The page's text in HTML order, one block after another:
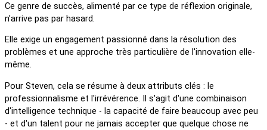
Ce genre de succès, alimenté par ce type de réflexion originale,
n'arrive pas par hasard.
Elle exige un engagement passionné dans la résolution des
problèmes et une approche très particulière de l'innovation elle-
même.
Pour Steven, cela se résume à deux attributs clés : le
professionnalisme et l'irrévérence. Il s'agit d'une combinaison
d'intelligence technique - la capacité de faire beaucoup avec peu
- et d'un talent pour ne jamais accepter que quelque chose ne